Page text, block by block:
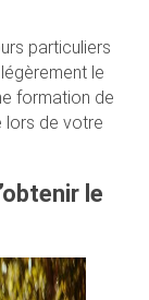
particuliers
le
formation de
lors de votre
le